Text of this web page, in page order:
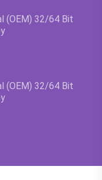
(OEM) 32/64 Bit
(OEM) 32/64 Bit